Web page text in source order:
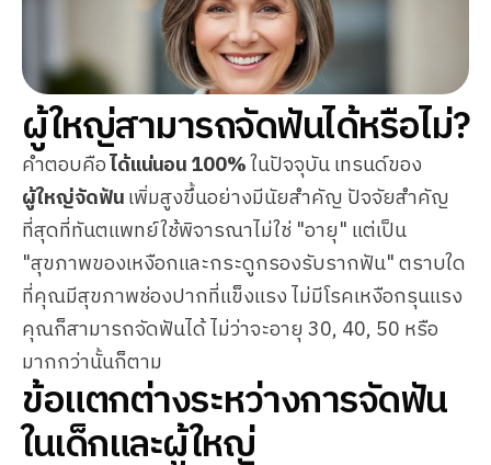
ผู้ใหญ่สามารถจัดฟันได้หรือไม่?
คำตอบคือได้แน่นอน 100%ในปัจจุบัน เทรนด์ของ
ผู้ใหญ่จัดฟันเพิ่มสูงขึ้นอย่างมีนัยสำคัญ ปัจจัยสำคัญ
ที่สุดที่ทันตแพทย์ใช้พิจารณาไม่ใช่ "อายุ" แต่เป็น
"สุขภาพของเหงือกและกระดูกรองรับรากฟัน" ตราบใด
ที่คุณมีสุขภาพช่องปากที่แข็งแรง ไม่มีโรคเหงือกรุนแรง
คุณก็สามารถจัดฟันได้ ไม่ว่าจะอายุ 30, 40, 50 หรือ
มากกว่านั้นก็ตาม
ข้อแตกต่างระหว่างการจัดฟัน
ในเด็กและผู้ใหญ่